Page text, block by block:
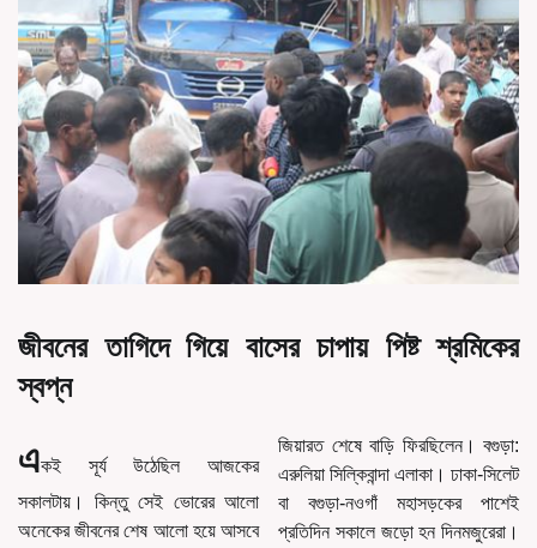
জীবনের তাগিদে গিয়ে বাসের চাপায় পিষ্ট শ্রমিকের
স্বপ্ন
একই সূর্য উঠেছিল আজকের
সকালটায়। কিন্তু সেই ভোরের আলো
অনেকের জীবনের শেষ আলো হয়ে আসবে
জিয়ারত শেষে বাড়ি ফিরছিলেন। বগুড়া:
এরুলিয়া সিল্কিবান্দা এলাকা। ঢাকা-সিলেট
বা বগুড়া-নওগাঁ মহাসড়কের পাশেই
প্রতিদিন সকালে জড়ো হন দিনমজুরেরা।